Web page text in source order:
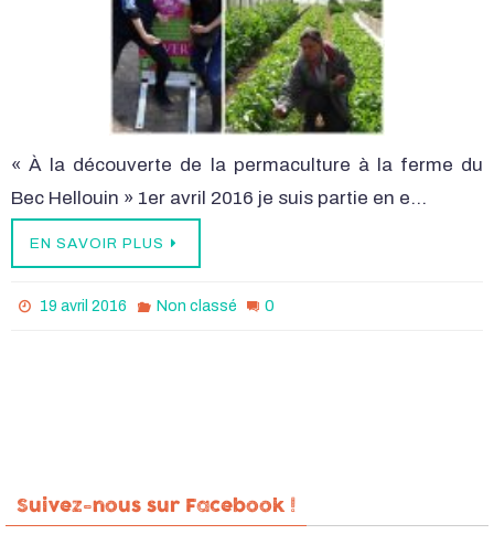
« À la découverte de la permaculture à la ferme du
Bec Hellouin » 1er avril 2016 je suis partie en e…
EN SAVOIR PLUS
19 avril 2016 Non classé 0
Suivez-nous sur Facebook !